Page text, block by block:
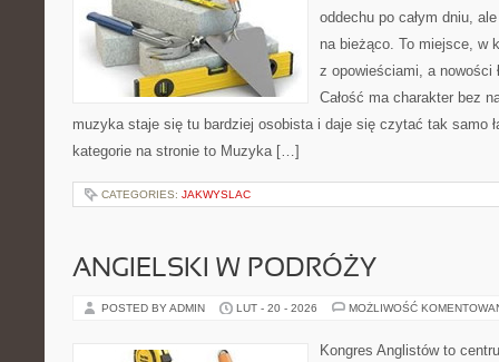
oddechu po całym dniu,
na bieżąco. To miejsce, w
z opowieściami, a nowości
Całość ma charakter bez
muzyka staje się tu bardziej osobista i daje się czytać tak samo
kategorie na stronie to Muzyka […]
CATEGORIES: JAKWYSLAC
ANGIELSKI W PODRÓŻY
POSTED BY ADMIN LUT - 20 - 2026 MOŻLIWOŚĆ
Kongres Anglistów to